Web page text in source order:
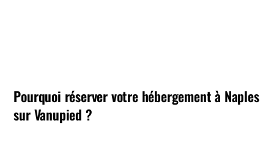
Pourquoi réserver votre hébergement à Naples
sur Vanupied ?